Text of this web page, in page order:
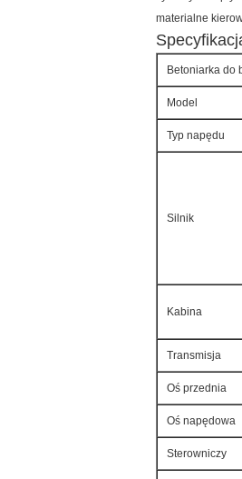
materialne
Betoniarka do
Model
Typ napędu
Silnik
Kabina
Transmisja
Oś przednia
Oś napędowa
Sterowniczy